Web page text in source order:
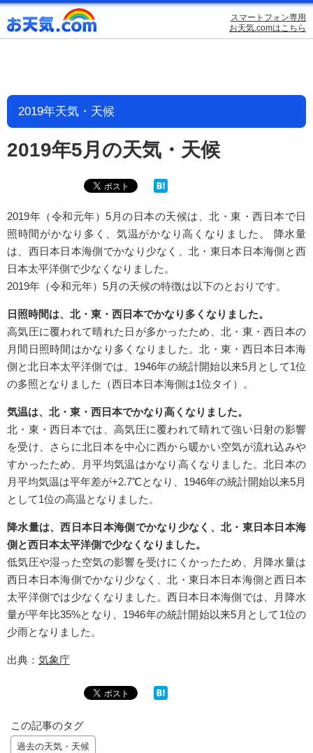
スマートフォン専用
お天気.comはこちら
2019年天気・天候
2019年5月の天気・天候
2019年（令和元年）5月の日本の天候は、北・東・西日本で日
照時間がかなり多く、気温がかなり高くなりました。 降水量
は、西日本日本海側でかなり少なく、北・東日本日本海側と西
日本太平洋側で少なくなりました。
2019年（令和元年）5月の天候の特徴は以下のとおりです。
日照時間は、北・東・西日本でかなり多くなりました。
高気圧に覆われて晴れた日が多かったため、北・東・西日本の
月間日照時間はかなり多くなりました。北・東・西日本日本海
側と北日本太平洋側では、1946年の統計開始以来5月として1位
の多照となりました（西日本日本海側は1位タイ）。
気温は、北・東・西日本でかなり高くなりました。
北・東・西日本では、高気圧に覆われて晴れて強い日射の影響
を受け、さらに北日本を中心に西から暖かい空気が流れ込みや
すかったため、月平均気温はかなり高くなりました。北日本の
月平均気温は平年差が+2.7℃となり、1946年の統計開始以来5月
として1位の高温となりました。
降水量は、西日本日本海側でかなり少なく、北・東日本日本海
側と西日本太平洋側で少なくなりました。
低気圧や湿った空気の影響を受けにくかったため、月降水量は
西日本日本海側でかなり少なく、北・東日本日本海側と西日本
太平洋側では少なくなりました。西日本日本海側では、月降水
量が平年比35%となり、1946年の統計開始以来5月として1位の
少雨となりました。
出典： 気象庁
この記事のタグ
過去の天気・天候